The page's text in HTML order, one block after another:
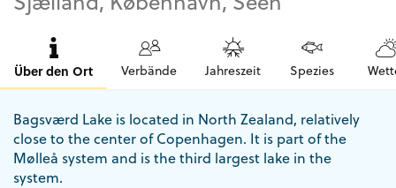
Über den Ort Verbände Jahreszeit Spezies
Bagsværd Lake is located in North Zealand, relatively
close to the center of Copenhagen. It is part of the
Mølleå system and is the third largest lake in the
system.